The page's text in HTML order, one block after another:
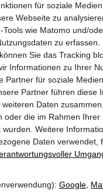
für soziale
Webseite zu
Tools wie Matomo und/
zu erfassen.
können Sie das Tracking
Informationen zu Ihrer
Partner für soziale
Partner führen diese
Daten
oder die im Rahmen Ihrer
wurden. Weitere
Daten verwendet,
Google
A-5630 Bad Hofgastein
6444
Golden.Blog
Bewertungen